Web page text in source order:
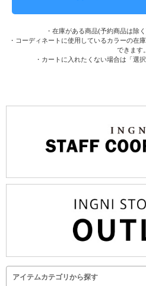
・在庫がある商品(予約商品は除
・コーディネートに使用しているカラーの在
できます。
・カートに入れたくない場合は「選
アイテムカテゴリから探す